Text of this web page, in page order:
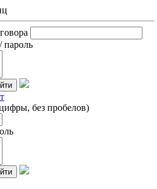
без пробелов)